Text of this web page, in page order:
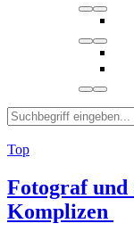
Top
Fotograf und
Komplizen